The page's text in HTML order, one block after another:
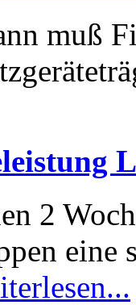
muß
2
eine